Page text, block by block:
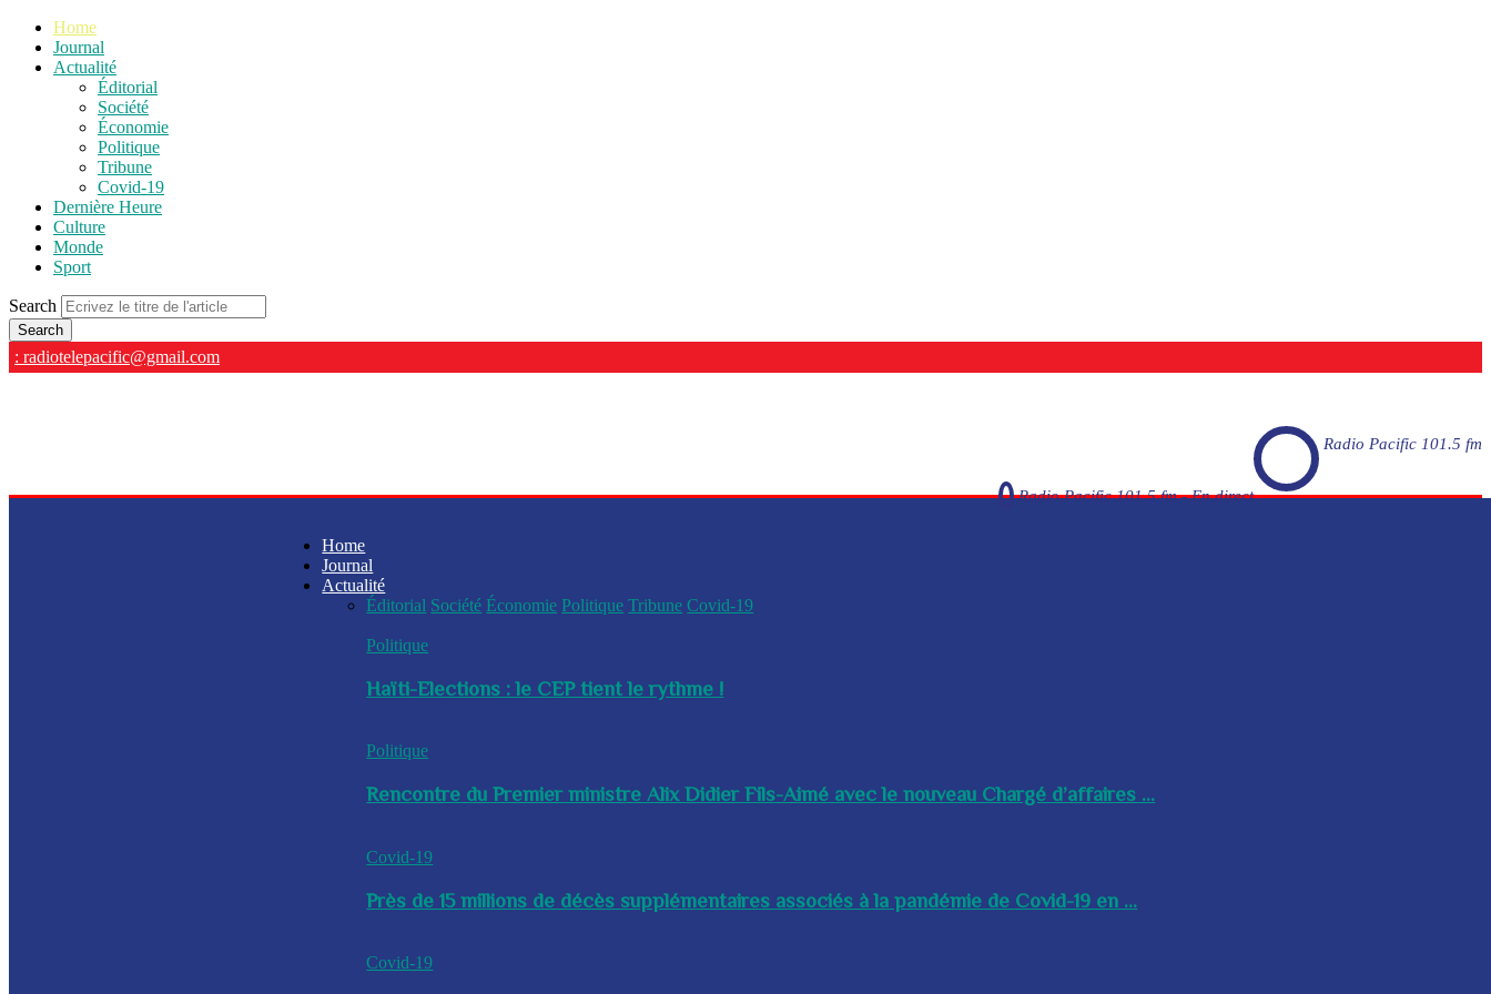
Home
Journal
Actualité
Éditorial
Société
Économie
Politique
Tribune
Covid-19
Dernière Heure
Culture
Monde
Sport
Search
: radiotelepacific@gmail.com
Radio Pacific 101.5 fm
Radio Pacific 101.5 fm - En direct
Home
Journal
Actualité
Éditorial Société Économie Politique Tribune Covid-19
Politique
Haïti-Elections : le CEP tient le rythme !
Politique
Rencontre du Premier ministre Alix Didier Fils-Aimé avec le nouveau Chargé d’affaires ...
Covid-19
Près de 15 millions de décès supplémentaires associés à la pandémie de Covid-19 en ...
Covid-19